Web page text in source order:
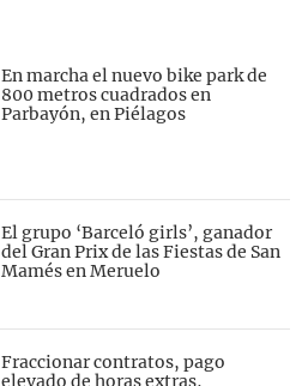
En marcha el nuevo bike park de
800 metros cuadrados en
Parbayón, en Piélagos
El grupo ‘Barceló girls’, ganador
del Gran Prix de las Fiestas de San
Mamés en Meruelo
Fraccionar contratos, pago
elevado de horas extras,